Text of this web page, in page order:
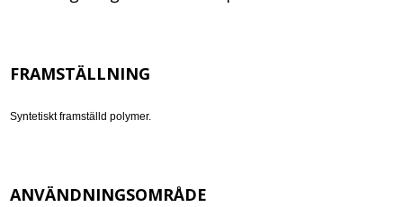
FRAMSTÄLLNING
Syntetiskt framställd polymer.
ANVÄNDNINGSOMRÅDE